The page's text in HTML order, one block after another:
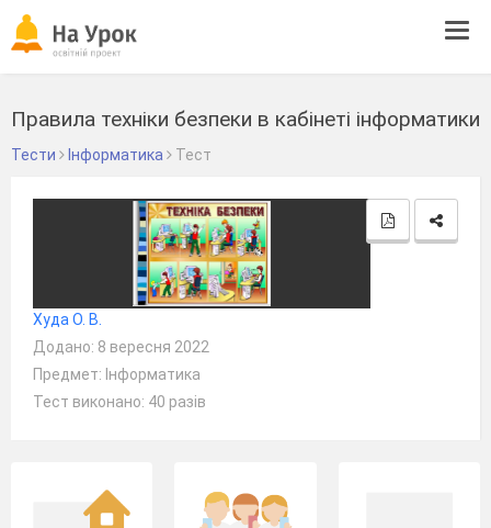
Правила техніки безпеки в кабінеті інформатики
Тести Інформатика Тест
Худа О. В.
Додано: 8 вересня 2022
Предмет: Інформатика
Тест виконано: 40 разів